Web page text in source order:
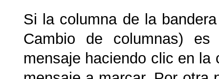
Si la columna de la
Cambio de columnas)
mensaje haciendo clic en la